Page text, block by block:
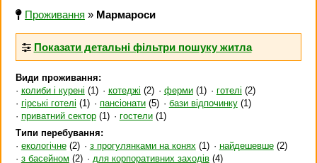
Проживання » Мармароси
Показати детальні фільтри пошуку житла
Види проживання:
колиби і курені (1) котеджі (2) ферми(1) готелі (2)
гірські готелі (1) пансіонати(5) бази відпочинку(1)
приватний сектор(1) гостели(1)
Типи перебування:
екологічне(2) з прогулянками на конях(1) найдешевше(2)
з басейном (2) для корпоративних заходів(4)